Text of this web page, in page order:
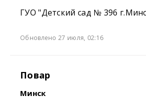
ГУО "Детский сад № 396
Обновлено 27 июля, 02:16
Повар
Минск